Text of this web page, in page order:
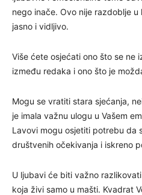
nego inače. Ovo nije razdoblje
jasno i vidljivo.
Više ćete osjećati ono što se ne
između redaka i ono što je
Mogu se vratiti stara sjećanja,
je imala važnu ulogu u Vašem
Lavovi mogu osjetiti potrebu da
društvenih očekivanja i iskreno
U ljubavi će biti važno
koja živi samo u mašti. Kvadrat